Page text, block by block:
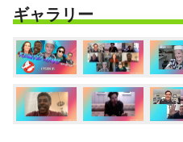
ギャラリー